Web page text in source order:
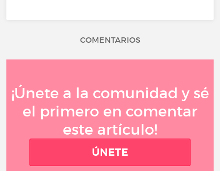
COMENTARIOS
¡Únete a la comunidad y sé
el primero en comentar
este artículo!
ÚNETE